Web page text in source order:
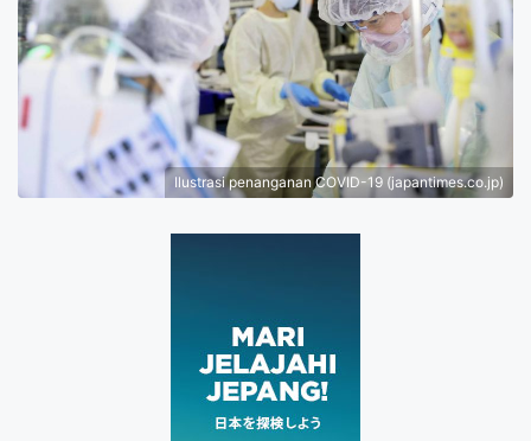
Ilustrasi penanganan COVID-19 (japantimes.co.jp)